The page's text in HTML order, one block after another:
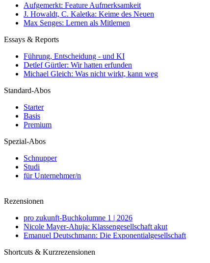
Aufgemerkt: Feature Aufmerksamkeit
J. Howaldt, C. Kaletka: Keime des Neuen
Max Senges: Lernen als Mitlernen
Essays & Reports
Führung, Entscheidung - und KI
Detlef Gürtler: Wir hatten erfunden
Michael Gleich: Was nicht wirkt, kann weg
Standard-Abos
Starter
Basis
Premium
Spezial-Abos
Schnupper
Studi
für Unternehmer/n
Rezensionen
pro zukunft-Buchkolumne 1 | 2026
Nicole Mayer-Ahuja: Klassengesellschaft akut
Emanuel Deutschmann: Die Exponentialgesellschaft
Shortcuts & Kurzrezensionen